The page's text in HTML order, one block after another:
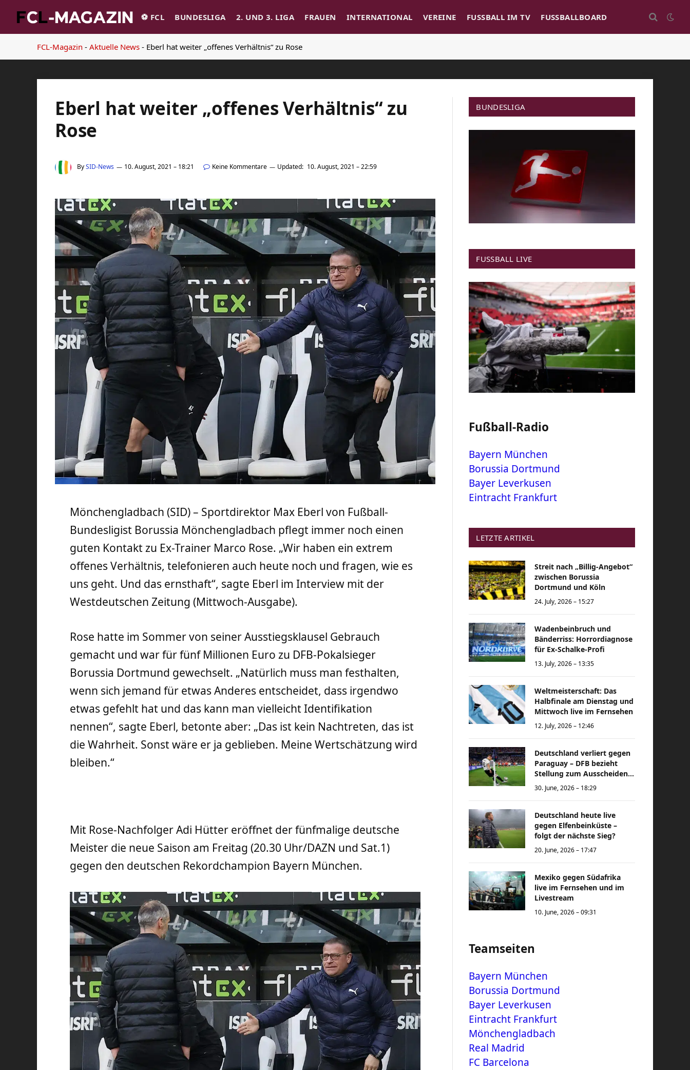
⚽️ FCL BUNDESLIGA 2. UND 3. LIGA FRAUEN INTERNATIONAL VEREINE FUSSBALL IM TV FUSSBALLBOARD
FCL-Magazin - Aktuelle News - Eberl hat weiter „offenes Verhältnis“ zu Rose
Eberl hat weiter „offenes Verhältnis“ zu
Rose
BySID-News 10. August, 2021 – 18:21 Keine Kommentare Updated: 10. August, 2021 – 22:59
Mönchengladbach (SID) – Sportdirektor Max Eberl von Fußball-
Bundesligist Borussia Mönchengladbach pflegt immer noch einen
guten Kontakt zu Ex-Trainer Marco Rose. „Wir haben ein extrem
offenes Verhältnis, telefonieren auch heute noch und fragen, wie es
uns geht. Und das ernsthaft“, sagte Eberl im Interview mit der
Westdeutschen Zeitung (Mittwoch-Ausgabe).
Rose hatte im Sommer von seiner Ausstiegsklausel Gebrauch
gemacht und war für fünf Millionen Euro zu DFB-Pokalsieger
Borussia Dortmund gewechselt. „Natürlich muss man festhalten,
wenn sich jemand für etwas Anderes entscheidet, dass irgendwo
etwas gefehlt hat und das kann man vielleicht Identifikation
nennen“, sagte Eberl, betonte aber: „Das ist kein Nachtreten, das ist
die Wahrheit. Sonst wäre er ja geblieben. Meine Wertschätzung wird
bleiben.“
Mit Rose-Nachfolger Adi Hütter eröffnet der fünfmalige deutsche
Meister die neue Saison am Freitag (20.30 Uhr/DAZN und Sat.1)
gegen den deutschen Rekordchampion Bayern München.
BUNDESLIGA
FUSSBALL LIVE
Fußball-Radio
Bayern München
Borussia Dortmund
Bayer Leverkusen
Eintracht Frankfurt
LETZTE ARTIKEL
Streit nach „Billig-Angebot“
zwischen Borussia
Dortmund und Köln
24. July, 2026 – 15:27
Wadenbeinbruch und
Bänderriss: Horrordiagnose
für Ex-Schalke-Profi
13. July, 2026 – 13:35
Weltmeisterschaft: Das
Halbfinale am Dienstag und
Mittwoch live im Fernsehen
12. July, 2026 – 12:46
Deutschland verliert gegen
Paraguay – DFB bezieht
Stellung zum Ausscheiden
bei der Weltmeisterschaft
30. June, 2026 – 18:29
Deutschland heute live
gegen Elfenbeinküste –
folgt der nächste Sieg?
20. June, 2026 – 17:47
Mexiko gegen Südafrika
live im Fernsehen und im
Livestream
10. June, 2026 – 09:31
Teamseiten
Bayern München
Borussia Dortmund
Bayer Leverkusen
Eintracht Frankfurt
Mönchengladbach
Real Madrid
FC Barcelona